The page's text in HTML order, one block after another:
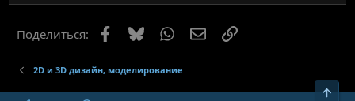
Поделиться: Facebook
Bluesky WhatsAppЭлектронная почта
Ссылка
2D и 3D дизайн, моделирование
Верх